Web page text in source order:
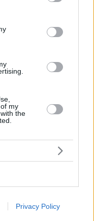
third-party tags to
in below Google
my
the
Privacy Policy
Σχολιασμένα
το κόμμα της